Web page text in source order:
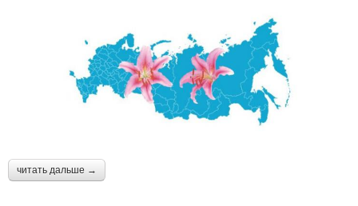
читать дальше →